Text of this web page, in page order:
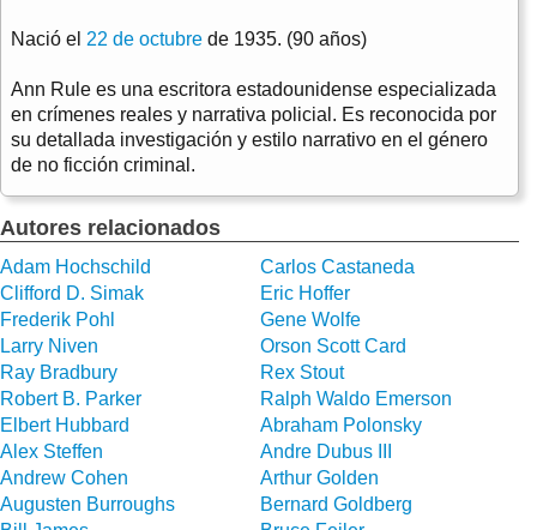
Nació el 22 de octubre de 1935. (90 años)
Ann Rule es una escritora estadounidense especializada
en crímenes reales y narrativa policial. Es reconocida por
su detallada investigación y estilo narrativo en el género
de no ficción criminal.
Autores relacionados
Adam Hochschild
Carlos Castaneda
Clifford D. Simak
Eric Hoffer
Frederik Pohl
Gene Wolfe
Larry Niven
Orson Scott Card
Ray Bradbury
Rex Stout
Robert B. Parker
Ralph Waldo Emerson
Elbert Hubbard
Abraham Polonsky
Alex Steffen
Andre Dubus III
Andrew Cohen
Arthur Golden
Augusten Burroughs
Bernard Goldberg